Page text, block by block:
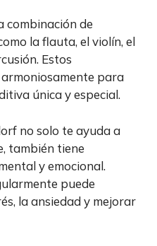
combinación de
la flauta, el violín, el
Estos
para
única y especial.
no solo te ayuda a
también tiene
y emocional.
puede
la ansiedad y mejorar